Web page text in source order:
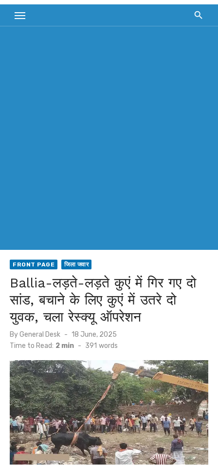
FRONT PAGE जिला जवार
Ballia-लड़ते-लड़ते कुएं में गिर गए दो
सांड, बचाने के लिए कुएं में उतरे दो
युवक, चला रेस्क्यू ऑपरेशन
ByGeneral Desk
Posted
on
18 June, 2025
Time to Read: 2 min - 391 words